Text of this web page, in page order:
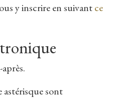
y inscrire en suivantce
astérisque sont